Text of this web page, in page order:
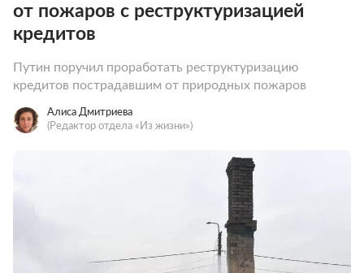
от пожаров с реструктуризацией
кредитов
Путин поручил проработать реструктуризацию
кредитов пострадавшим от природных пожаров
Алиса Дмитриева
(Редактор отдела «Из жизни»)